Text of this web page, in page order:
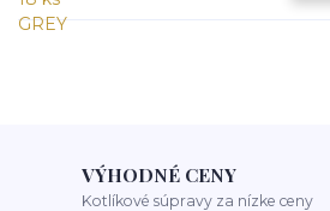
VÝHODNÉ CENY
Kotlíkové súpravy za nízke ceny